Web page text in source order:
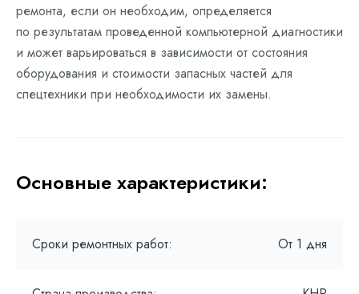
ремонта, если он необходим, определяется
по результатам проведенной компьютерной диагностики
и может варьироваться в зависимости от состояния
оборудования и стоимости запасных частей для
спецтехники при необходимости их замены.
Основные характеристики:
Сроки ремонтных работ: От 1 дня